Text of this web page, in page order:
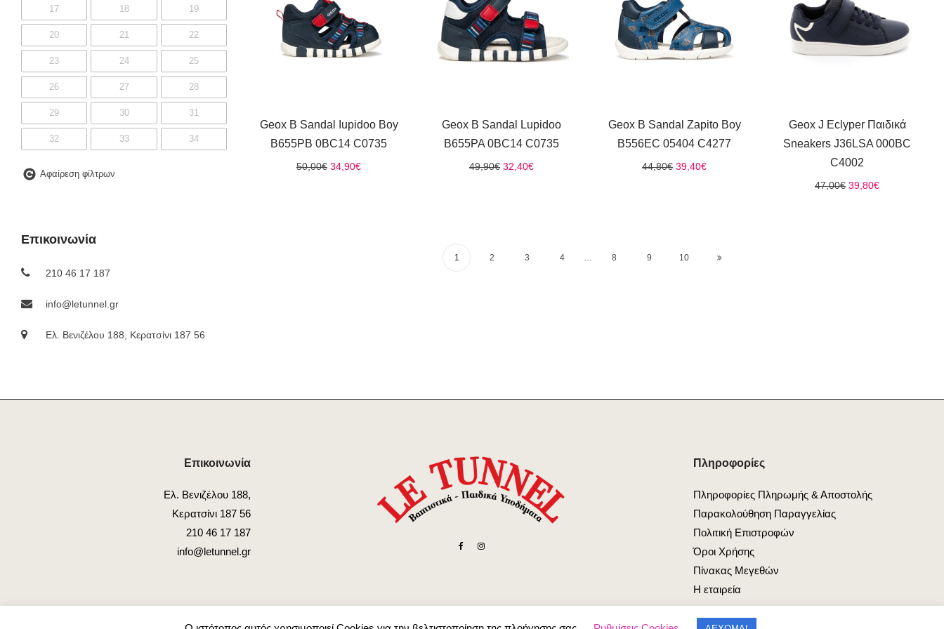
Geox B Sandal Iupidoo Boy
B655PB 0BC14 C0735
50,00€ Original
34,90€Η
Geox B Sandal Lupidoo
B655PA 0BC14 C0735
49,90€ Original
32,40€Η
Geox B Sandal Zapito Boy
B556EC 05404 C4277
44,80€ Original
39,40€Η
Geox J Eclyper Παιδικά
Sneakers J36LSA 000BC
C4002
47,00€ Original
39,80€Η
1 2 3 4 … 8 9 10
17 18 19
20 21 22
23 24 25
26 27 28
29 30 31
32 33 34
Αφαίρεση φίλτρων
Επικοινωνία
210 46 17 187
info@letunnel.gr
Ελ. Βενιζέλου 188, Κερατσίνι 187 56
Επικοινωνία
Ελ. Βενιζέλου 188,
Κερατσίνι 187 56
210 46 17 187
info@letunnel.gr
Πληροφορίες
Πληροφορίες Πληρωμής & Αποστολής
Παρακολούθηση Παραγγελίας
Πολιτική Επιστροφών
Όροι Χρήσης
Πίνακας Μεγεθών
Η εταιρεία